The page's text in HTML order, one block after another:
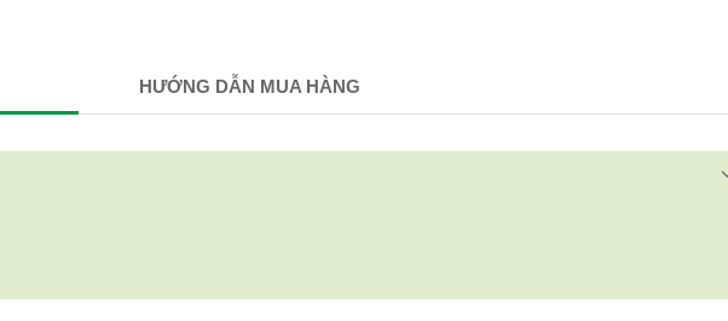
HƯỚNG DẪN MUA HÀNG